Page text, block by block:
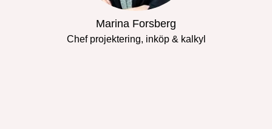
Marina Forsberg
Chef projektering, inköp & kalkyl